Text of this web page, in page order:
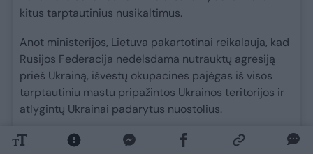
kitus tarptautinius nusikaltimus.
Anot ministerijos, Lietuva pakartotinai reikalauja, kad
Rusijos Federacija nedelsdama nutrauktų agresiją
prieš Ukrainą, išvestų okupacines pajėgas iš visos
tarptautiniu mastu pripažintos Ukrainos teritorijos ir
atlygintų Ukrainai padarytus nuostolius.
prieš 43 min.